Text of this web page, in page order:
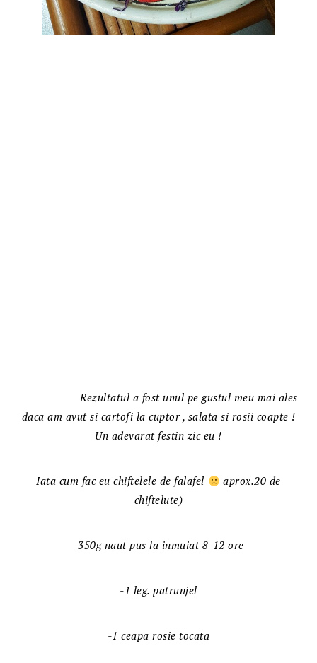
Rezultatul a fost unul pe gustul meu mai ales
daca am avut si cartofi la cuptor , salata si rosii coapte !
Un adevarat festin zic eu !
Iata cum fac eu chiftelele de falafel
aprox.20 de
chiftelute)
-350g naut pus la inmuiat 8-12 ore
-1 leg. patrunjel
-1 ceapa rosie tocata